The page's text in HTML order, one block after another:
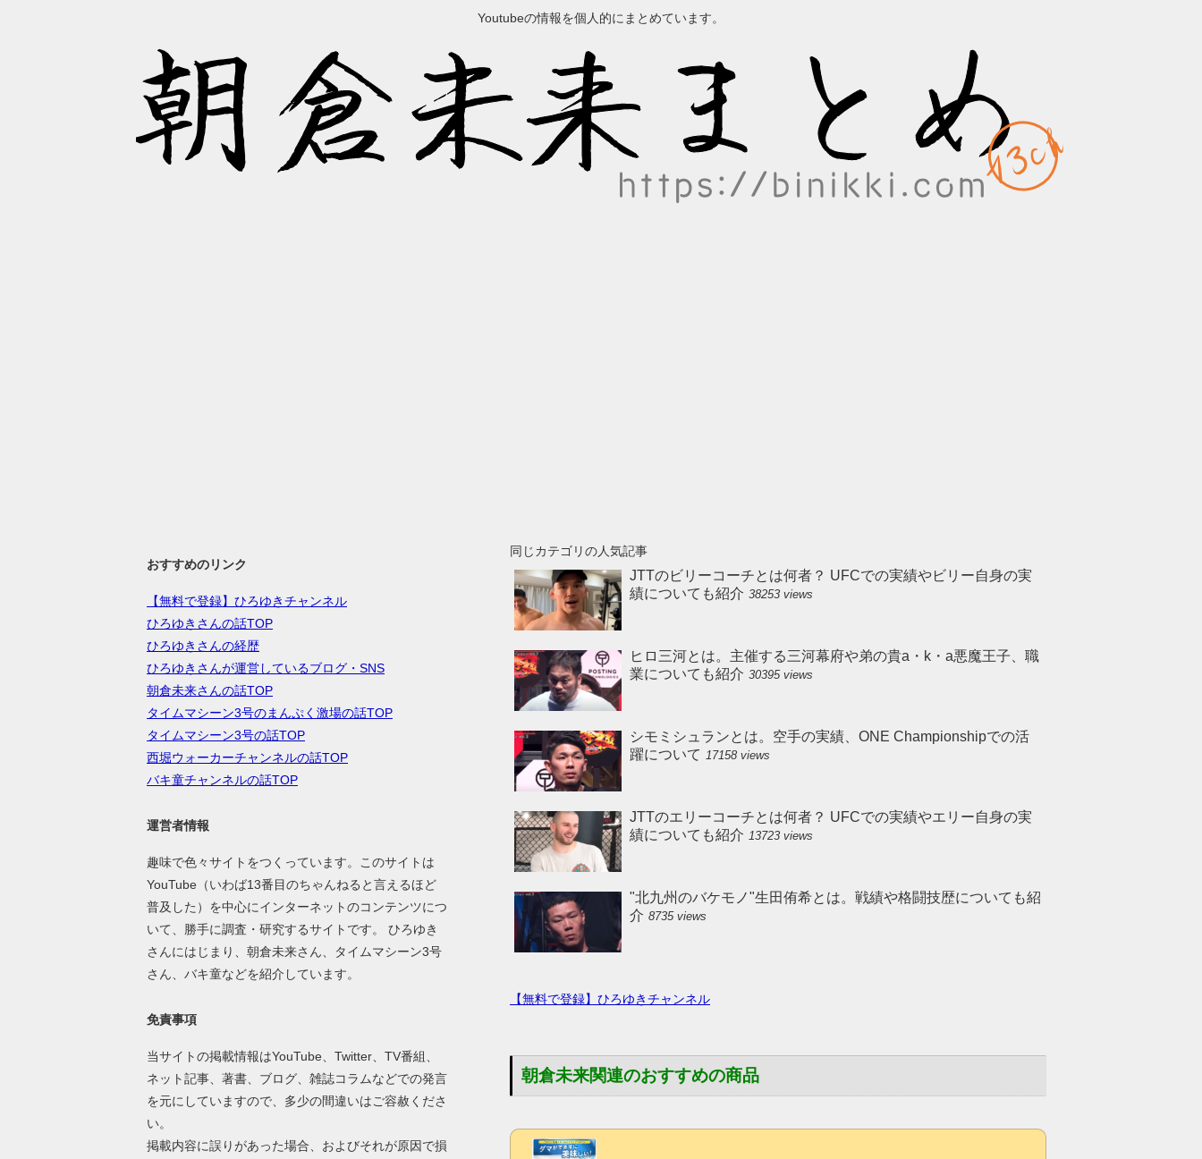
Youtubeの情報を個人的にまとめています。
同じカテゴリの人気記事
JTTのビリーコーチとは何者？ UFCでの実績やビリー自身の実
績についても紹介 38253 views
ヒロ三河とは。主催する三河幕府や弟の貴a・k・a悪魔王子、職
業についても紹介 30395 views
シモミシュランとは。空手の実績、ONE Championshipでの活
躍について 17158 views
JTTのエリーコーチとは何者？ UFCでの実績やエリー自身の実
績についても紹介 13723 views
"北九州のバケモノ"生田侑希とは。戦績や格闘技歴についても紹
介 8735 views
【無料で登録】ひろゆきチャンネル
朝倉未来関連のおすすめの商品
おすすめのリンク
【無料で登録】ひろゆきチャンネル
ひろゆきさんの話TOP
ひろゆきさんの経歴
ひろゆきさんが運営しているブログ・SNS
朝倉未来さんの話TOP
タイムマシーン3号のまんぷく激場の話TOP
タイムマシーン3号の話TOP
西堀ウォーカーチャンネルの話TOP
バキ童チャンネルの話TOP
運営者情報
趣味で色々サイトをつくっています。このサイトは
YouTube（いわば13番目のちゃんねると言えるほど
普及した）を中心にインターネットのコンテンツにつ
いて、勝手に調査・研究するサイトです。 ひろゆき
さんにはじまり、朝倉未来さん、タイムマシーン3号
さん、バキ童などを紹介しています。
免責事項
当サイトの掲載情報はYouTube、Twitter、TV番組、
ネット記事、著書、ブログ、雑誌コラムなどでの発言
を元にしていますので、多少の間違いはご容赦くださ
い。
掲載内容に誤りがあった場合、およびそれが原因で損